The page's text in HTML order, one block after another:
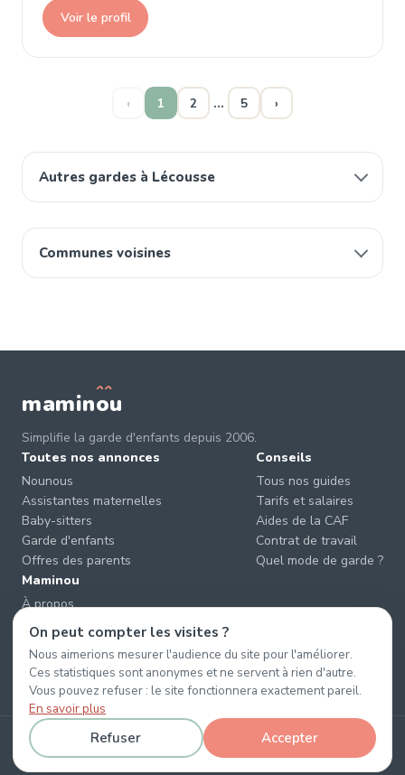
Autres gardes à Lécousse
Communes voisines
Voir le profil
‹ 1 2 … 5 ›
maminou
Simplifie la garde d'enfants depuis 2006.
Toutes nos annonces
Nounous
Assistantes maternelles
Baby-sitters
Garde d'enfants
Offres des parents
Conseils
Tous nos guides
Tarifs et salaires
Aides de la CAF
Contrat de travail
Quel mode de garde ?
Maminou
À propos
Nous contacter
Éviter les arnaques
CGU & CGV
Confidentialité
© 2026 Maminou · Sans surtaxe, sans engagement. ·
Gérer les cookies
On peut compter les visites ?
Nous aimerions mesurer l'audience du site pour l'améliorer.
Ces statistiques sont anonymes et ne servent à rien d'autre.
Vous pouvez refuser : le site fonctionnera exactement pareil.
En savoir plus
Refuser Accepter